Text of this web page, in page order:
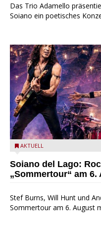
Das Trio Adamello
Soiano ein poetisches
Stef Burns, Will Hunt und
AKTUELL
Soiano del Lago:
„Sommertour“ am 6.
Stef Burns, Will Hunt und
Sommertour am 6. August